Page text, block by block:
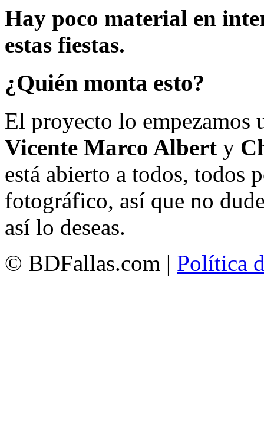
Hay poco material en
estas fiestas.
¿Quién monta esto?
El proyecto lo empezamos
Vicente Marco Albert y
está abierto a todos, todos
fotográfico, así que no
así lo deseas.
© BDFallas.com | Política